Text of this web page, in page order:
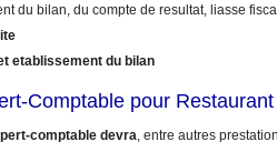
du bilan, du compte de resultat, liasse
etablissement du bilan
Comptable pour
comptable devra, entre autres